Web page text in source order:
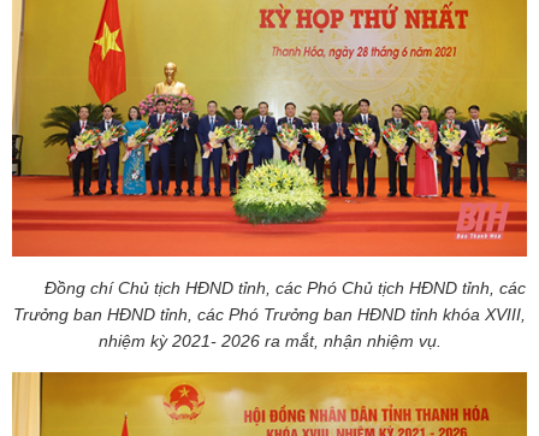
Đồng chí Chủ tịch HĐND tỉnh, các Phó Chủ tịch HĐND tỉnh, các
Trưởng ban HĐND tỉnh, các Phó Trưởng ban HĐND tỉnh khóa XVIII,
nhiệm kỳ 2021- 2026 ra mắt, nhận nhiệm vụ.